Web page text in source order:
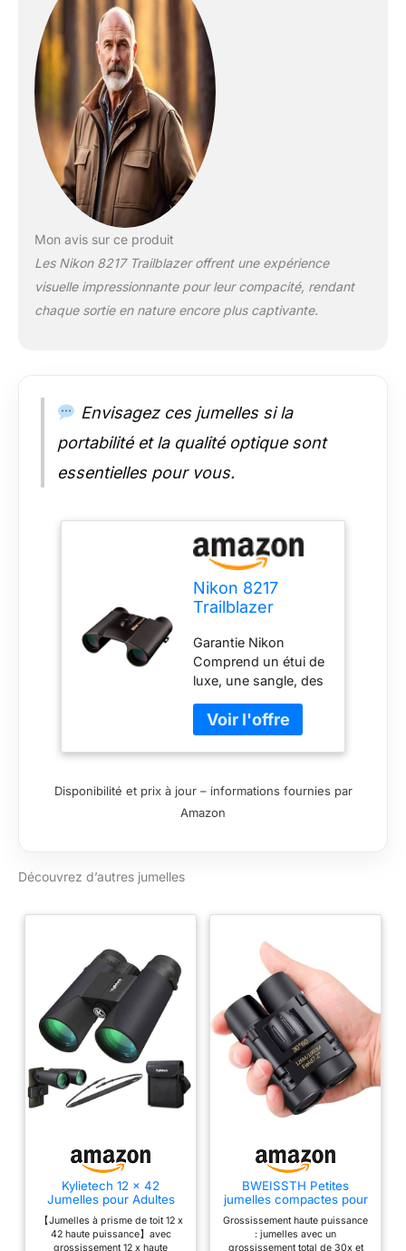
Mon avis sur ce produit
Les Nikon 8217 Trailblazer offrent une expérience
visuelle impressionnante pour leur compacité, rendant
chaque sortie en nature encore plus captivante.
Envisagez ces jumelles si la
portabilité et la qualité optique sont
essentielles pour vous.
Nikon 8217
Trailblazer
Chasse 8 x 25
Garantie Nikon
Comprend un étui de
luxe, une sangle, des
boîte.
Disponibilité et prix à jour – informations fournies par
Amazon
Découvrez d’autres jumelles
Kylietech 12 x 42
Jumelles pour Adultes
avec BAK4 Prism, FMC
lentille, Grande oculaire,
Compact, antibuée et
【Jumelles à prisme de toit 12 x
42 haute puissance】avec
grossissement 12 x haute
BWEISSTH Petites
jumelles compactes pour
jumelles 30x60 voyage,
observation oiseaux,
Grossissement haute puissance
: jumelles avec un
grossissement total de 30x et